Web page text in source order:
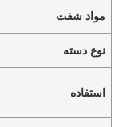
مواد شفت
نوع دسته
استفاده